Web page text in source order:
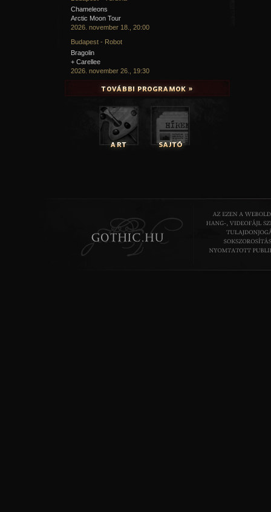
Chameleons
Arctic Moon Tour
2026. november 18., 20:00
Budapest - Robot
Bragolin
+ Carellee
2026. november 26., 19:30